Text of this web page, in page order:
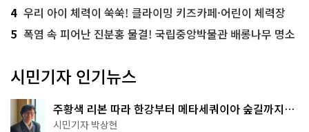
4 우리 아이 체력이 쑥쑥! 클라이밍 키즈카페·어린이 체력장
5 폭염 속 피어난 진분홍 물결! 국립중앙박물관 배롱나무 명소
시민기자 인기뉴스
주황색 리본 따라 한강부터 메타세쿼이아 숲길까지…
서울둘레길 15코스
시민기자 박상현